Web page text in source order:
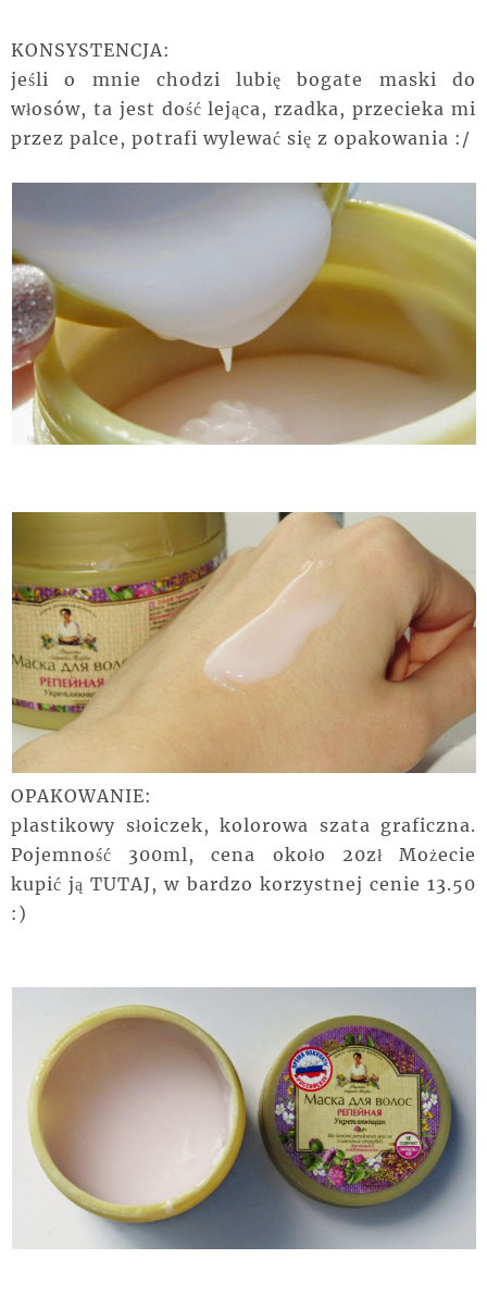
KONSYSTENCJA:
jeśli o mnie chodzi lubię bogate maski do
włosów, ta jest dość lejąca, rzadka, przecieka mi
przez palce, potrafi wylewać się z opakowania :/
OPAKOWANIE:
plastikowy słoiczek, kolorowa szata graficzna.
Pojemność 300ml, cena około 20zł Możecie
kupić ją TUTAJ, w bardzo korzystnej cenie 13.50
:)